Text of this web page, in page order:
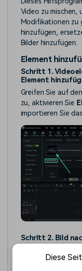
Video zu mischen,
Modifikationen zu
hinzufügen,
Bilder hinzufügen.
Element
Schritt 1.
Element
Greifen Sie auf
zu, aktivieren Sie
importieren Sie
Schritt 2. Bild
Bildmodus,
Diese